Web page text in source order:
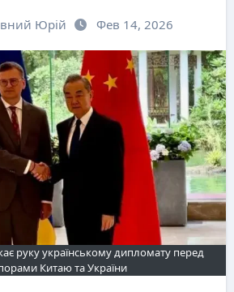
Юрій Фев 14, 2026
руку українському дипломату перед
Китаю та України